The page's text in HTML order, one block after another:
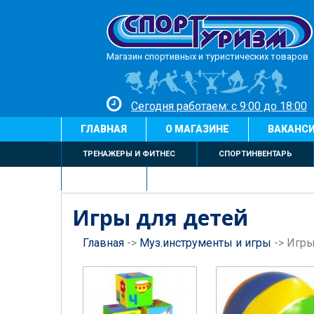
Магазин спортивных и туристических товаров
Сегодня работаем: с 9:00 до 18:00
ГЛАВНАЯ О МАГАЗИНЕ
ТРЕНАЖЕРЫ И ФИТНЕС СПОРТИНВЕНТАРЬ
Игры для детей
Главная -> Муз.инструменты и игры ->